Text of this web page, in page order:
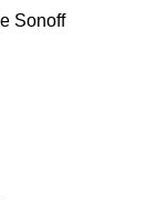
Sonoff